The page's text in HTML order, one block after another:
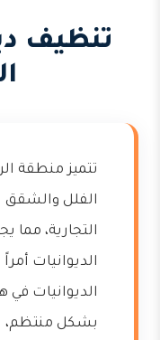
تنظيف
تتميز منطقة
الفلل والشقق
التجارية، مما
الديوانيات
الديوانيات
بشكل منتظم،